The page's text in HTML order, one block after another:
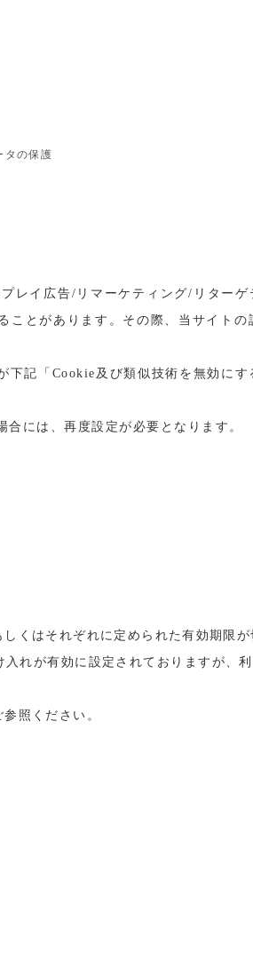
タの保護
レイ広告/リマーケティング/リター
とがあります。その際、当サイト
記「Cookie及び類似技術を無効に
には、再度設定が必要となります。
くはそれぞれに定められた有効期限
れが有効に設定されておりますが、
照ください。